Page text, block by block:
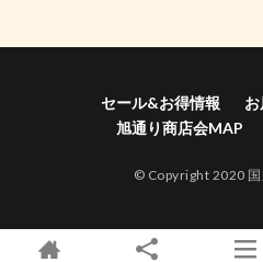
セール&お得情報
旭通り商店会MAP
© Copyright 2020